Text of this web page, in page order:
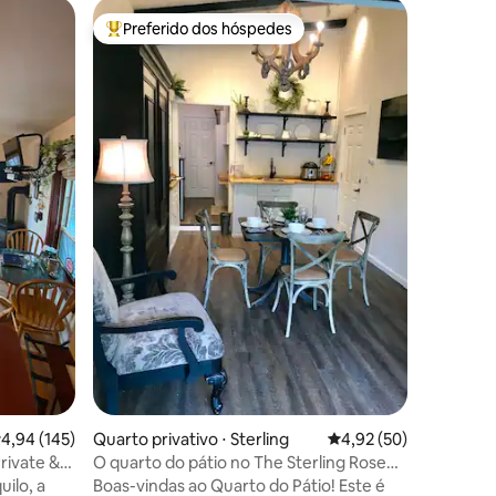
de uma avaliação média de 5, 145 avaliações
4,94 (145)
&
a
Entre os melhores preferidos dos hóspedes
Preferido dos hóspedes
Quarto privativo ⋅ Sterling 4,92 de uma
4,92 (50)
O quarto do pátio no The Sterling Rose
BnB
Boas-vindas ao Quarto do Pátio! Este é